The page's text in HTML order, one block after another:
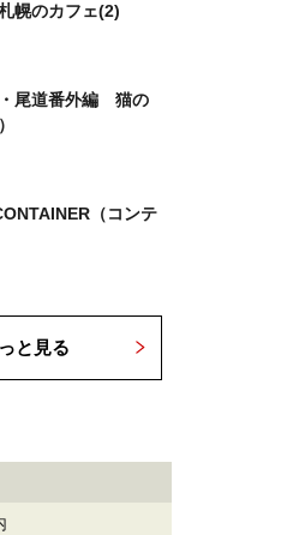
幌のカフェ(2)
尾道番外編 猫の
（コンテ
と見る